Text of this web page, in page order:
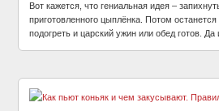
Вот кажется, что гениальная идея –
приготовленного цыплёнка. Потом останется
подогреть и царский ужин или обед готов. Да